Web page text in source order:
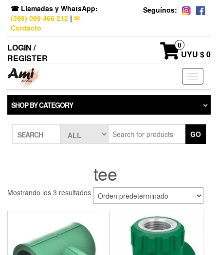
☎ Llamadas y WhatsApp:
(598) 099 466 212 | ✉
Contacto
Seguínos:
LOGIN /
REGISTER
0
UYU $ 0
Toggle
SHOP BY CATEGORY
SEARCH GO
tee
Mostrando los 3 resultados